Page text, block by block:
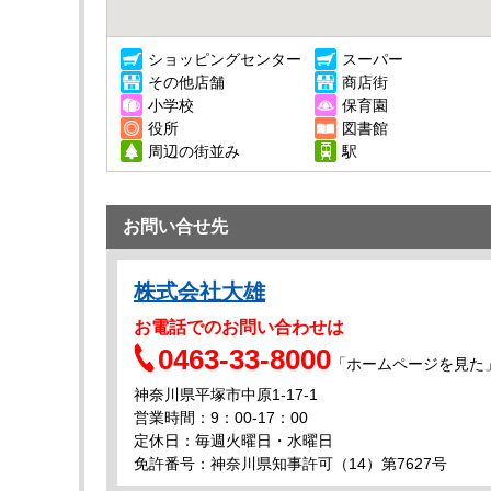
ショッピングセンター
スーパー
その他店舗
商店街
小学校
保育園
役所
図書館
周辺の街並み
駅
お問い合せ先
株式会社大雄
お電話でのお問い合わせは
0463-33-8000 「ホームページを見
神奈川県平塚市中原1-17-1
営業時間：9：00‐17：00
定休日：毎週火曜日・水曜日
免許番号：神奈川県知事許可（14）第7627号